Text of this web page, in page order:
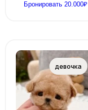
Бронировать 20.000₽